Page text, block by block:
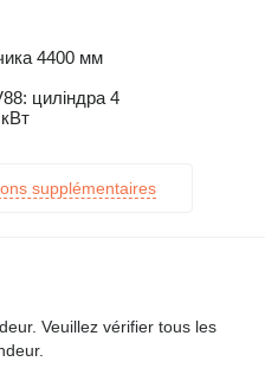
4400 мм
циліндра 4
supplémentaires
Veuillez vérifier tous les